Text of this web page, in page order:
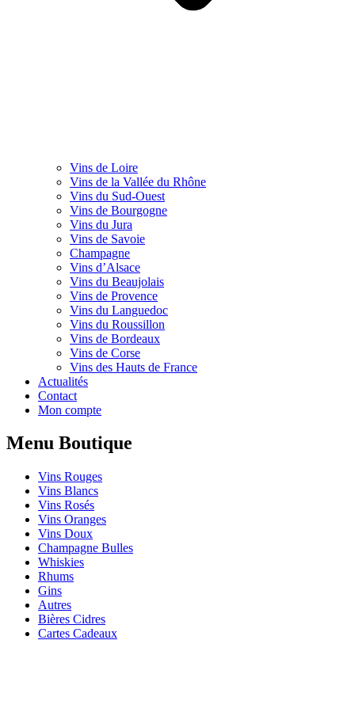
Vins de Loire
Vins de la Vallée du Rhône
Vins du Sud-Ouest
Vins de Bourgogne
Vins du Jura
Vins de Savoie
Champagne
Vins d’Alsace
Vins du Beaujolais
Vins de Provence
Vins du Languedoc
Vins du Roussillon
Vins de Bordeaux
Vins de Corse
Vins des Hauts de France
Actualités
Contact
Mon compte
Menu Boutique
Vins Rouges
Vins Blancs
Vins Rosés
Vins Oranges
Vins Doux
Champagne Bulles
Whiskies
Rhums
Gins
Autres
Bières Cidres
Cartes Cadeaux